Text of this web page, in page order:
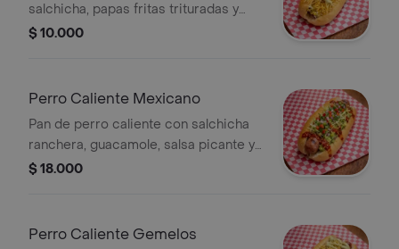
salchicha, papas fritas trituradas y
salsas de la casa.
$ 10.000
Perro Caliente Mexicano
Pan de perro caliente con salchicha
ranchera, guacamole, salsa picante y
mix de verduras.
$ 18.000
Perro Caliente Gemelos